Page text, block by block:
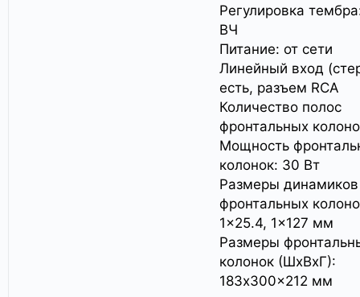
Регулировка
ВЧ
Питание: от сети
Линейный вход
есть, разъем RCA
Количество полос
фронтальных
Мощность
колонок: 30 Вт
Размеры динамиков
фронтальных
1×25.4, 1×127 мм
Размеры
колонок (ШxВxГ):
183x300x212 мм